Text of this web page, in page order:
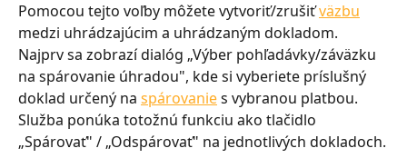
Pomocou tejto voľby môžete vytvoriť/zrušiť väzbu
medzi uhrádzajúcim a uhrádzaným dokladom.
Najprv sa zobrazí dialóg „Výber pohľadávky/záväzku
na spárovanie úhradou", kde si vyberiete príslušný
doklad určený na spárovanie s vybranou platbou.
Služba ponúka totožnú funkciu ako tlačidlo
„Spárovať" / „Odspárovať" na jednotlivých dokladoch.